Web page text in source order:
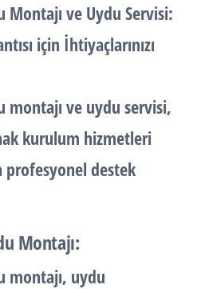
Montajı ve Uydu Servisi:
için İhtiyaçlarınızı
montajı ve uydu servisi,
kurulum hizmetleri
profesyonel destek
Montajı:
montajı, uydu